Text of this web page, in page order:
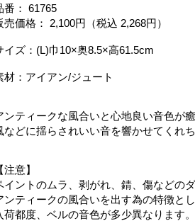
番： 61765
売価格： 2,100円（税込 2,268円）
イズ：(L)巾10×奥8.5×高61.5cm
材：アイアン/ジュート
ンティークな風合いと心地良い音色が
などに揺らされいい音を響かせてくれ
注意】
イントのムラ、剥がれ、錆、傷などの
ンティークの風合いを出す為の特徴と
荷都度、ベルの音色が多少異なります。